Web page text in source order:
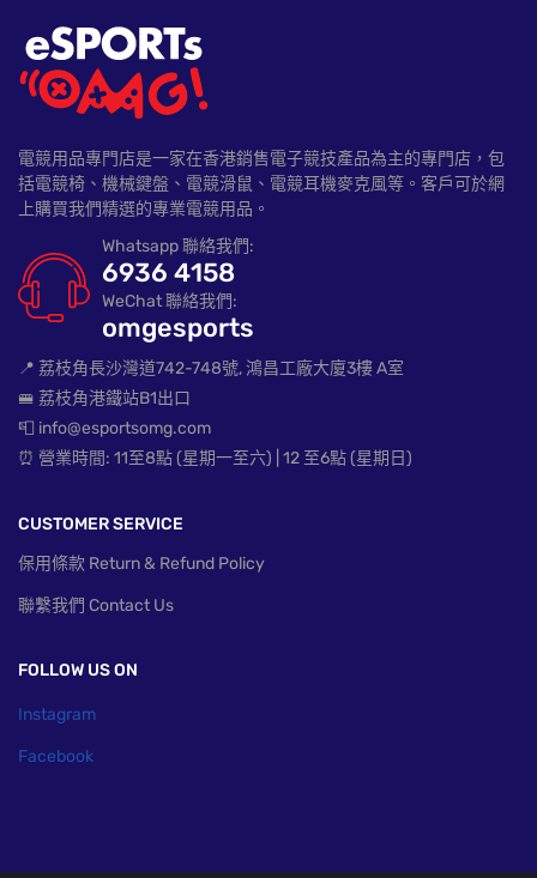
電競用品專門店是一家在香港銷售電子競技產品為主的專門店，包
括電競椅、機械鍵盤、電競滑鼠、電競耳機麥克風等。客戶可於網
上購買我們精選的專業電競用品。
Whatsapp 聯絡我們:
6936 4158
WeChat 聯絡我們:
omgesports
📍 荔枝角長沙灣道742-748號, 鴻昌工廠大廈3樓 A室
🚝 荔枝角港鐵站B1出口
📮 info@esportsomg.com
⏰ 營業時間: 11至8點 (星期一至六) | 12 至6點 (星期日)
CUSTOMER SERVICE
保用條款 Return & Refund Policy
聯繫我們 Contact Us
FOLLOW US ON
Instagram
Facebook